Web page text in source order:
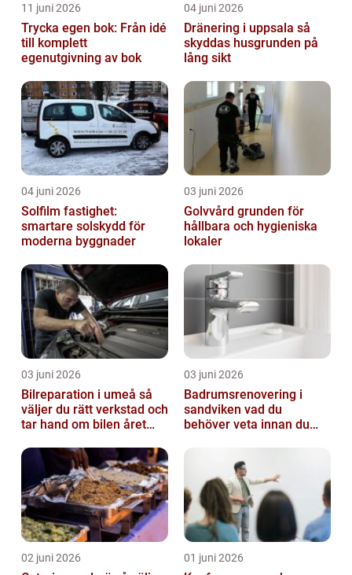
11 juni 2026
Trycka egen bok: Från idé
till komplett
egenutgivning av bok
04 juni 2026
Dränering i uppsala så
skyddas husgrunden på
lång sikt
04 juni 2026
Solfilm fastighet:
smartare solskydd för
moderna byggnader
03 juni 2026
Golvvård grunden för
hållbara och hygieniska
lokaler
03 juni 2026
Bilreparation i umeå så
väljer du rätt verkstad och
tar hand om bilen året
03 juni 2026
Badrumsrenovering i
sandviken vad du
behöver veta innan du
02 juni 2026 01 juni 2026